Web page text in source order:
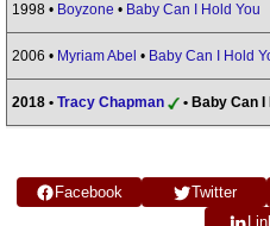
1998 • Boyzone • Baby Can I Hold You
2006 • Myriam Abel • Baby Can I Hold
2018 • Tracy Chapman • Baby Can I
Facebook Twitter